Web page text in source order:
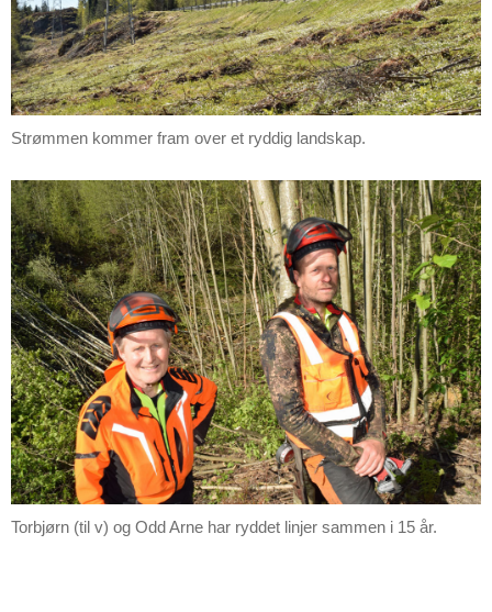
Strømmen kommer fram over et ryddig landskap.
Torbjørn (til v) og Odd Arne har ryddet linjer sammen i 15 år.